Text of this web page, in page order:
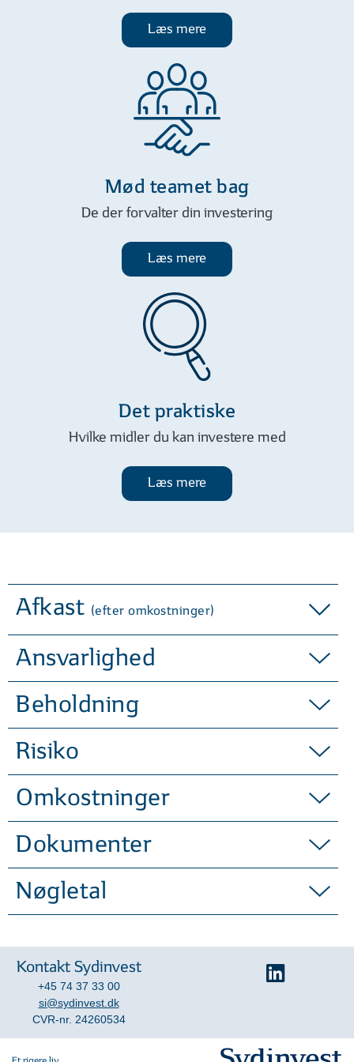
god mening i en
porteføljesammenhæng.
Læs mere
Mød teamet bag
De der forvalter din investering
Læs mere
Det praktiske
Hvilke midler du kan investere med
Læs mere
Afkast (efter omkostninger)
Ansvarlighed
Beholdning
Risiko
Omkostninger
Dokumenter
Nøgletal
Kontakt Sydinvest
+45 74 37 33 00
si@sydinvest.dk
CVR-nr. 24260534